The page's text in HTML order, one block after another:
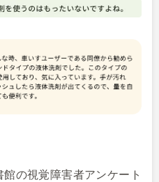
の視覚障害者アンケート